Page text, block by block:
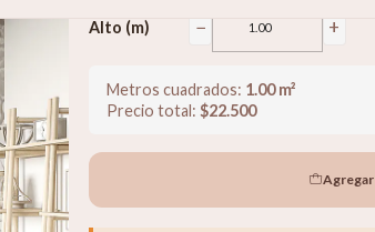
Alto (m) − +
Metros cuadrados: 1.00m²
Precio total: $22.500